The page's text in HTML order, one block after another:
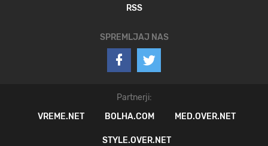
RSS
SPREMLJAJ NAS
Partnerji:
VREME.NET
BOLHA.COM MED.OVER.NET
STYLE.OVER.NET